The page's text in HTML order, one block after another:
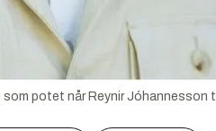
som potet når Reynir